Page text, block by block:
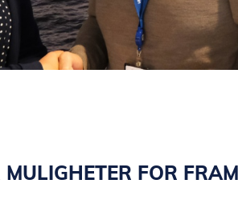
FOR